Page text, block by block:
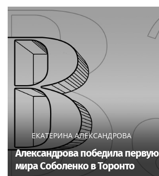
ЕКАТЕРИНА АЛЕКСАНДРОВА
Александрова победила
мира Соболенко в Торонто